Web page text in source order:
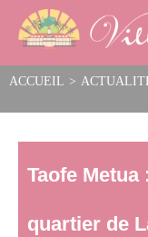
ACCUEIL >
Taofe Metua
quartier de
Cookies management